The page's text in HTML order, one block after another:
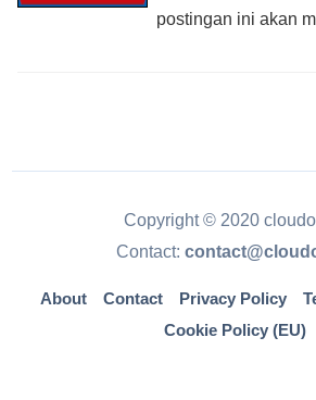
postingan ini akan
Copyright © 2020
Contact:
About Contact Privacy Policy
Cookie Policy (EU)